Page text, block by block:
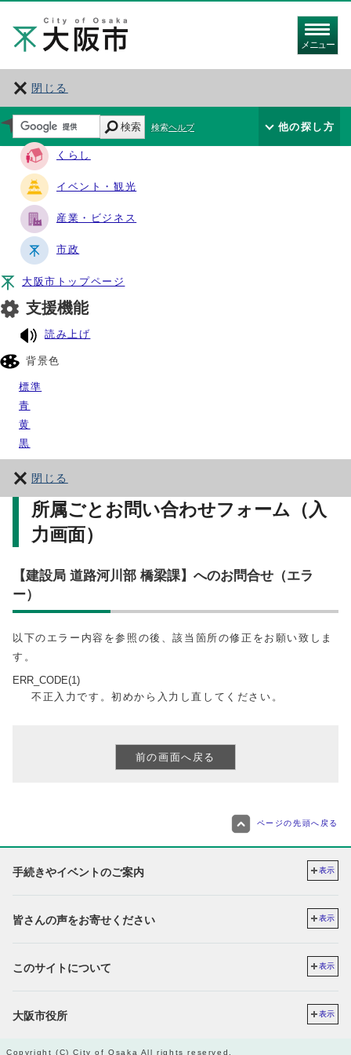
メニュー
閉じる
サイト・ナビ
くらし
イベント・観光
産業・ビジネス
市政
大阪市トップページ
支援機能
読み上げ
背景色
標準
青
黄
黒
閉じる
検索 検索ヘルプ 他の探し方
所属ごとお問い合わせフォーム（入
力画面）
【建設局 道路河川部 橋梁課】へのお問合せ（エラ
ー）
以下のエラー内容を参照の後、該当箇所の修正をお願い致しま
す。
ERR_CODE(1)
不正入力です。初めから入力し直してください。
ページの先頭へ戻る
手続きやイベントのご案内 表示
皆さんの声をお寄せください 表示
このサイトについて 表示
大阪市役所 表示
Copyright (C) City of Osaka All rights reserved.